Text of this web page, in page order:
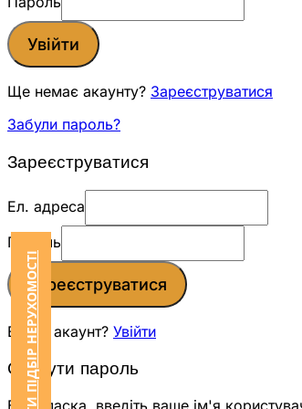
ЗАМОВИТИ ПІДБІР НЕРУХОМОСТІ
Увійти
Ще немає акаунту? Зареєструватися
Забули пароль?
Зареєструватися
Ел. адреса
Пароль
Зареєструватися
Вже є акаунт? Увійти
Скинути пароль
Будь ласка, введіть ваше ім'я